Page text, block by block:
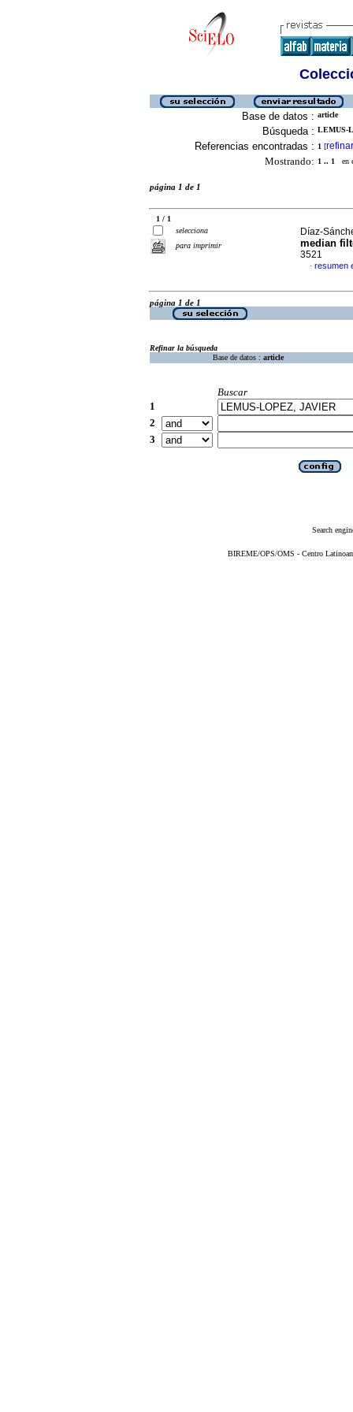
Base de datos : article
Búsqueda : LEMUS-
Referencias encontradas : 1 [refinar
Mostrando: 1 .. 1 en
página 1 de 1
1 / 1
selecciona
para imprimir
Díaz-
median
3521
· resumen
página 1 de 1
Refinar la búsqueda
Base de datos : article
Buscar
1
2
3
Search
BIREME/OPS/OMS - Centro